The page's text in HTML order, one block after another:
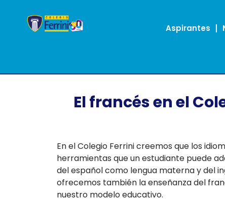
Aspirantes
El francés en el
En el Colegio Ferrini creemos que los
herramientas que un estudiante puede
del español como lengua materna y del
ofrecemos también la enseñanza del
nuestro modelo educativo.